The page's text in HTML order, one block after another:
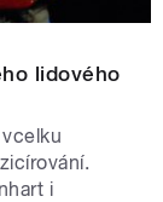
lidového
i